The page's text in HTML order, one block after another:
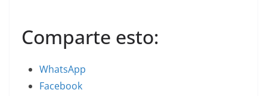
Comparte esto:
WhatsApp
Facebook